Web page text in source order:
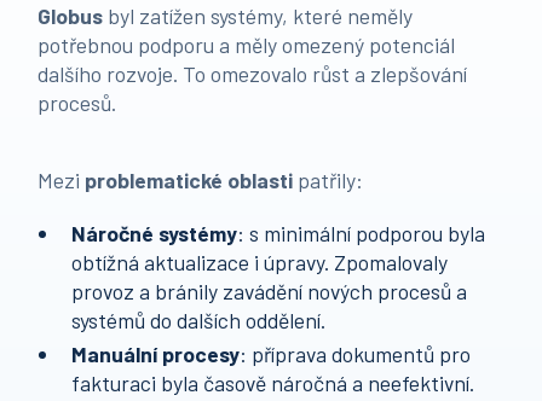
Globus byl zatížen systémy, které neměly
potřebnou podporu a měly omezený potenciál
dalšího rozvoje. To omezovalo růst a zlepšování
procesů.
Mezi problematické oblasti patřily:
Náročné systémy: s minimální podporou byla
obtížná aktualizace i úpravy. Zpomalovaly
provoz a bránily zavádění nových procesů a
systémů do dalších oddělení.
Manuální procesy: příprava dokumentů pro
fakturaci byla časově náročná a neefektivní.